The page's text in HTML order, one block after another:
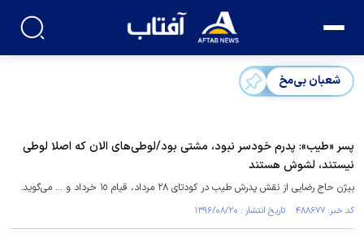
شعبان بی‌مخ
پسر «طیب»: پدرم خودسر نبود، مشتی بود/لوطی‌های الان که اصلا لوطی
نیستند، لشوش هستند
بیژن حاج رضایی از نقش پدرش طیب در کودتای ٢٨ مرداد، قیام ١٥ خرداد و ... می‌گوید.
کد خبر: ۴۸۸۶۷۷ تاریخ انتشار : ۱۳۹۶/۰۸/۲۰